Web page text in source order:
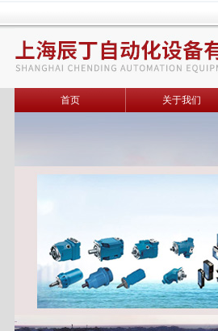
首页 关于我们